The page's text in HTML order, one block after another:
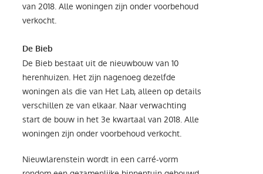
van 2018. Alle woningen zijn onder voorbehoud
verkocht.
De Bieb
De Bieb bestaat uit de nieuwbouw van 10
herenhuizen. Het zijn nagenoeg dezelfde
woningen als die van Het Lab, alleen op details
verschillen ze van elkaar. Naar verwachting
start de bouw in het 3e kwartaal van 2018. Alle
woningen zijn onder voorbehoud verkocht.
Nieuwlarenstein wordt in een carré-vorm